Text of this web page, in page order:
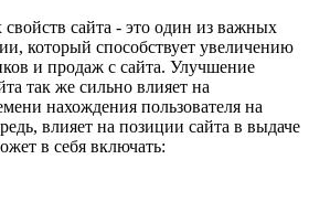
сайта - это один из важных
который способствует увеличению
и продаж с сайта. Улучшение
так же сильно влияет на
нахождения пользователя на
влияет на позиции сайта в выдаче
в себя включать: